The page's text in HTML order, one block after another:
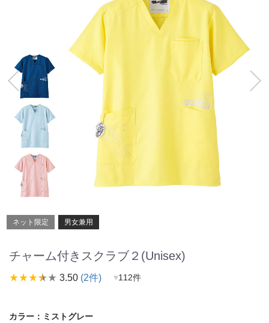
ネット限定 男女兼用
チャーム付きスクラブ２(Unisex)
star_ratestar_ratestar_ratestar_rate star_rate 3.50 (2件) ♥112件
カラー： ミストグレー